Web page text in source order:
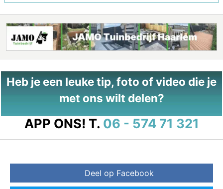
Heb je een leuke tip, foto of video die je
met ons wilt delen?
APP ONS! T. 06 - 574 71 321
Deel op Facebook